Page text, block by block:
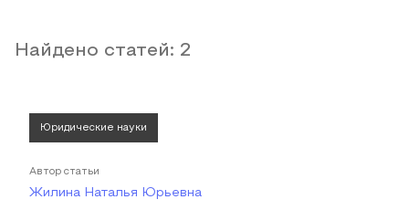
Найдено статей: 2
Юридические науки
Автор статьи
Жилина Наталья Юрьевна